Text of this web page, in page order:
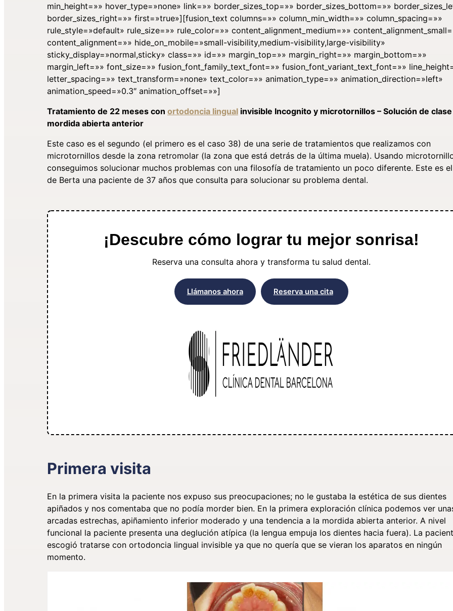
min_height=»» hover_type=»none» link=»» border_sizes_top=»» border_sizes_bottom=»»
border_sizes_right=»» first=»true»][fusion_text columns=»» column_min_width=»» column_spacing=»»
rule_style=»default» rule_size=»» rule_color=»» content_alignment_medium=»»
content_alignment=»» hide_on_mobile=»small-visibility,medium-visibility,large-visibility»
sticky_display=»normal,sticky» class=»» id=»» margin_top=»» margin_right=»» margin_bottom=»»
margin_left=»» font_size=»» fusion_font_family_text_font=»» fusion_font_variant_text_font=»»
letter_spacing=»» text_transform=»none» text_color=»» animation_type=»» animation_direction=»left»
animation_speed=»0.3″ animation_offset=»»]
Tratamiento de 22 meses con ortodoncia lingual invisible Incognito y microtornillos – Solución de clase
mordida abierta anterior
Este caso es el segundo (el primero es el caso 38) de una serie de tratamientos que realizamos con
microtornillos desde la zona retromolar (la zona que está detrás de la última muela). Usando
conseguimos solucionar muchos problemas con una filosofía de tratamiento un poco diferente. Este es
de Berta una paciente de 37 años que consulta para solucionar su problema dental.
¡Descubre cómo lograr tu mejor sonrisa!
Reserva una consulta ahora y transforma tu salud dental.
Llámanos ahora Reserva una cita
Primera visita
En la primera visita la paciente nos expuso sus preocupaciones; no le gustaba la estética de sus dientes
apiñados y nos comentaba que no podía morder bien. En la primera exploración clínica podemos ver
arcadas estrechas, apiñamiento inferior moderado y una tendencia a la mordida abierta anterior. A nivel
funcional la paciente presenta una deglución atípica (la lengua empuja los dientes hacia fuera). La
escogió tratarse con ortodoncia lingual invisible ya que no quería que se vieran los aparatos en ningún
momento.